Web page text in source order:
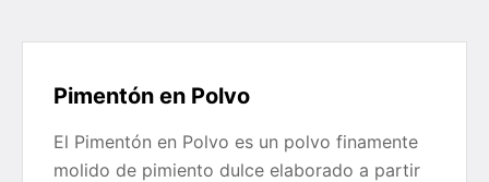
Pimentón en Polvo
El Pimentón en Polvo es un polvo finamente
molido de pimiento dulce elaborado a partir